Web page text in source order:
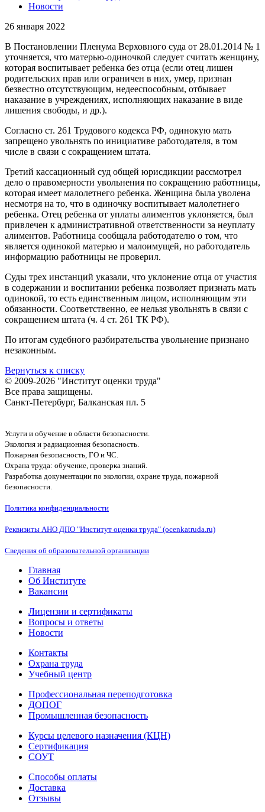
Новости
26 января 2022
В Постановлении Пленума Верховного суда от 28.01.2014 № 1
уточняется, что матерью-одиночкой следует считать женщину,
которая воспитывает ребенка без отца (если отец лишен
родительских прав или ограничен в них, умер, признан
безвестно отсутствующим, недееспособным, отбывает
наказание в учреждениях, исполняющих наказание в виде
лишения свободы, и др.).
Согласно ст. 261 Трудового кодекса РФ, одинокую мать
запрещено увольнять по инициативе работодателя, в том
числе в связи с сокращением штата.
Третий кассационный суд общей юрисдикции рассмотрел
дело о правомерности увольнения по сокращению работницы,
которая имеет малолетнего ребенка. Женщина была уволена
несмотря на то, что в одиночку воспитывает малолетнего
ребенка. Отец ребенка от уплаты алиментов уклоняется, был
привлечен к административной ответственности за неуплату
алиментов. Работница сообщала работодателю о том, что
является одинокой матерью и малоимущей, но работодатель
информацию работницы не проверил.
Суды трех инстанций указали, что уклонение отца от участия
в содержании и воспитании ребенка позволяет признать мать
одинокой, то есть единственным лицом, исполняющим эти
обязанности. Соответственно, ее нельзя увольнять в связи с
сокращением штата (ч. 4 ст. 261 ТК РФ).
По итогам судебного разбирательства увольнение признано
незаконным.
Вернуться к списку
© 2009-2026 "Институт оценки труда"
Все права защищены.
Санкт-Петербург, Балканская пл. 5
Услуги и обучение в области безопасности.
Экология и радиационная безопасность.
Пожарная безопасность, ГО и ЧС.
Охрана труда: обучение, проверка знаний.
Разработка документации по экологии, охране труда, пожарной
безопасности.
Политика конфиденциальности
Реквизиты АНО ДПО "Институт оценки труда" (ocenkatruda.ru)
Сведения об образовательной организации
Главная
Об Институте
Вакансии
Лицензии и сертификаты
Вопросы и ответы
Новости
Контакты
Охрана труда
Учебный центр
Профессиональная переподготовка
ДОПОГ
Промышленная безопасность
Курсы целевого назначения (КЦН)
Сертификация
СОУТ
Способы оплаты
Доставка
Отзывы